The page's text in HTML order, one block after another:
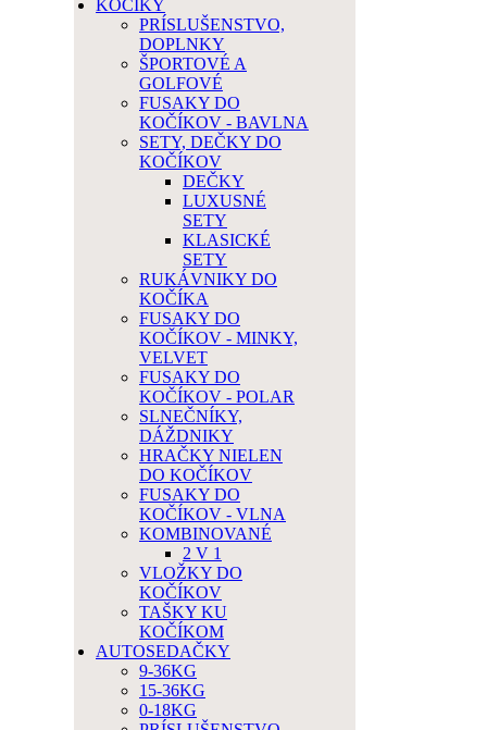
KOČÍKY
PRÍSLUŠENSTVO,
DOPLNKY
ŠPORTOVÉ A
GOLFOVÉ
FUSAKY DO
KOČÍKOV - BAVLNA
SETY, DEČKY DO
KOČÍKOV
DEČKY
LUXUSNÉ
SETY
KLASICKÉ
SETY
RUKÁVNIKY DO
KOČÍKA
FUSAKY DO
KOČÍKOV - MINKY,
VELVET
FUSAKY DO
KOČÍKOV - POLAR
SLNEČNÍKY,
DÁŽDNIKY
HRAČKY NIELEN
DO KOČÍKOV
FUSAKY DO
KOČÍKOV - VLNA
KOMBINOVANÉ
2 V 1
VLOŽKY DO
KOČÍKOV
TAŠKY KU
KOČÍKOM
AUTOSEDAČKY
9-36KG
15-36KG
0-18KG